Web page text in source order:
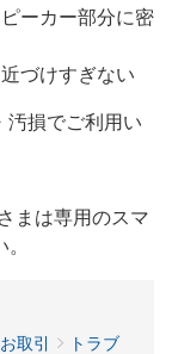
ーカー部分に密
づけすぎない
汚損でご利用い
まは専用のスマ
取引
トラブ